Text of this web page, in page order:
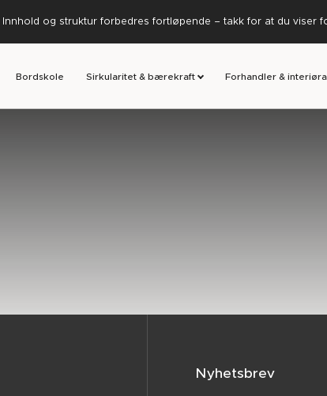
og struktur forbedres fortløpende – takk for at du viser
Bordskole Sirkularitet & bærekraft Forhandler &
Nyhetsbrev